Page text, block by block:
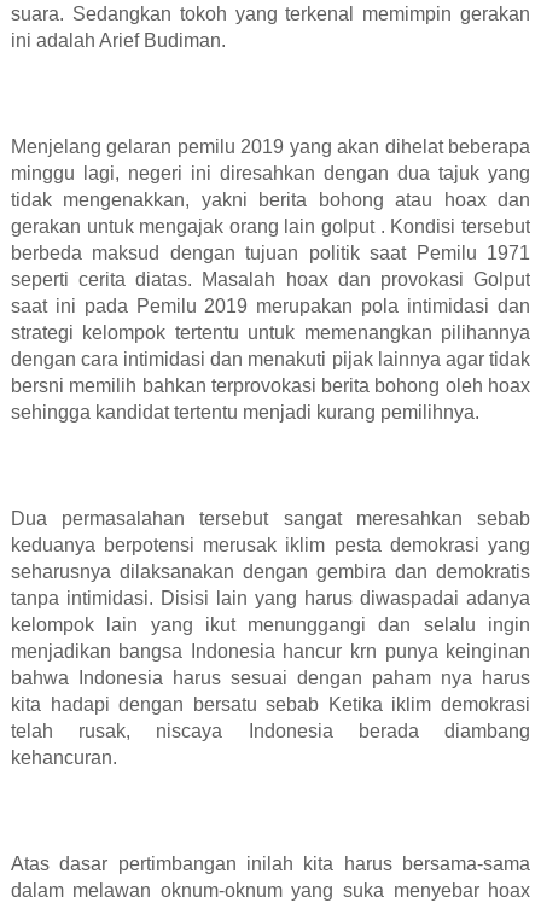
suara. Sedangkan tokoh yang terkenal memimpin gerakan
ini adalah Arief Budiman.
Menjelang gelaran pemilu 2019 yang akan dihelat beberapa
minggu lagi, negeri ini diresahkan dengan dua tajuk yang
tidak mengenakkan, yakni berita bohong atau hoax dan
gerakan untuk mengajak orang lain golput . Kondisi tersebut
berbeda maksud dengan tujuan politik saat Pemilu 1971
seperti cerita diatas. Masalah hoax dan provokasi Golput
saat ini pada Pemilu 2019 merupakan pola intimidasi dan
strategi kelompok tertentu untuk memenangkan pilihannya
dengan cara intimidasi dan menakuti pijak lainnya agar tidak
bersni memilih bahkan terprovokasi berita bohong oleh hoax
sehingga kandidat tertentu menjadi kurang pemilihnya.
Dua permasalahan tersebut sangat meresahkan sebab
keduanya berpotensi merusak iklim pesta demokrasi yang
seharusnya dilaksanakan dengan gembira dan demokratis
tanpa intimidasi. Disisi lain yang harus diwaspadai adanya
kelompok lain yang ikut menunggangi dan selalu ingin
menjadikan bangsa Indonesia hancur krn punya keinginan
bahwa Indonesia harus sesuai dengan paham nya harus
kita hadapi dengan bersatu sebab Ketika iklim demokrasi
telah rusak, niscaya Indonesia berada diambang
kehancuran.
Atas dasar pertimbangan inilah kita harus bersama-sama
dalam melawan oknum-oknum yang suka menyebar hoax